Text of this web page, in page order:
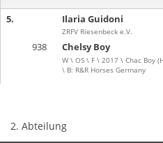
5.
938 Chelsy Boy
W \ OS \ F \ 2017 \ Chac Boy
\ B: R&R Horses Germany
Ilaria Guidoni
ZRFV Riesenbeck e.V.
2. Abteilung